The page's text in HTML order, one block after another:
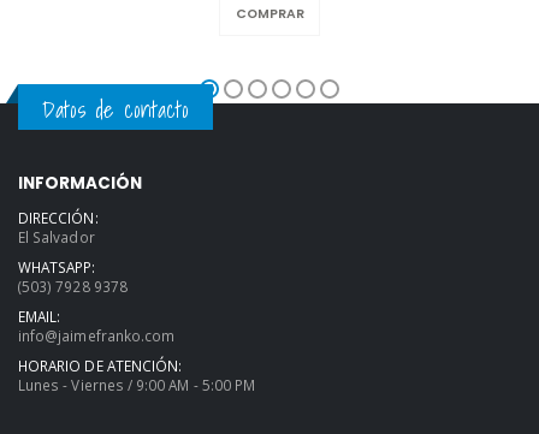
COMPRAR
Datos de contacto
INFORMACIÓN
DIRECCIÓN:
El Salvador
WHATSAPP:
(503) 7928 9378
EMAIL:
info@jaimefranko.com
HORARIO DE ATENCIÓN:
Lunes - Viernes / 9:00 AM - 5:00 PM